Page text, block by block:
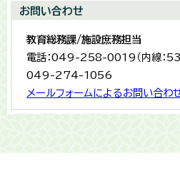
お問い合わせ
教育総務課/施設庶務担当
電話：049-258-0019（内線：
049-274-1056
メールフォームによるお問い合わ